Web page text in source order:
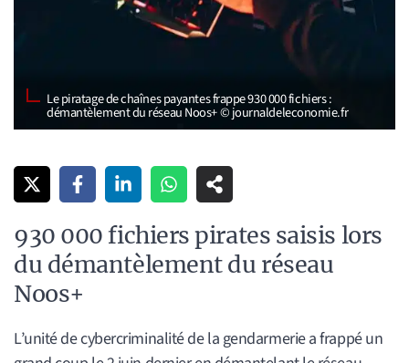
Le piratage de chaînes payantes frappe 930 000 fichiers :
démantèlement du réseau Noos+ © journaldeleconomie.fr
930 000 fichiers pirates saisis lors
du démantèlement du réseau
Noos+
L’unité de cybercriminalité de la gendarmerie a frappé un